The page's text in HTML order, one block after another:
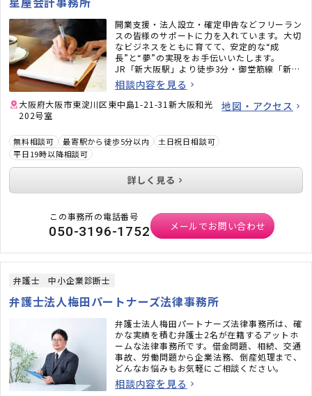
開業支援・法人設立・確定申告などフリーラン
スの皆様のサポートに力を入れています。大切
なビジネスをともに育てて、安定的な“成
長”と“夢”の実現をお手伝いいたします。
JR「新大阪駅」より徒歩3分・御堂筋線「新大
阪駅」より徒歩5分の、アクセスしやすい会計
事務所です。どうぞお気軽にご相談ください。
相談内容を見る
大阪府大阪市東淀川区東中島1-21-31新大阪和光
202号室
地図・アクセス
無料相談可 最寄駅から徒歩5分以内
土日祝日相談可
平日19時以降相談可
詳しく見る
この事務所の電話番号
050-3196-1752 メールでお問い合わせ
弁護士 中小企業診断士
弁護士法人梅田パートナーズ法律事務所
弁護士法人梅田パートナーズ法律事務所は、確
かな実績を積む弁護士2名が在籍するアットホ
ームな法律事務所です。借金問題、相続、交通
事故、労働問題から企業法務、倒産処理まで、
どんなお悩みもお気軽にご相談ください。
相談内容を見る